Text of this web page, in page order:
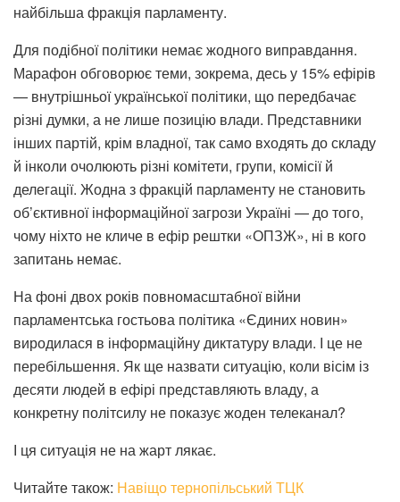
найбільша фракція парламенту.
Для подібної політики немає жодного виправдання.
Марафон обговорює теми, зокрема, десь у 15% ефірів
— внутрішньої української політики, що передбачає
різні думки, а не лише позицію влади. Представники
інших партій, крім владної, так само входять до складу
й інколи очолюють різні комітети, групи, комісії й
делегації. Жодна з фракцій парламенту не становить
об’єктивної інформаційної загрози Україні — до того,
чому ніхто не кличе в ефір рештки «ОПЗЖ», ні в кого
запитань немає.
На фоні двох років повномасштабної війни
парламентська гостьова політика «Єдиних новин»
виродилася в інформаційну диктатуру влади. І це не
перебільшення. Як ще назвати ситуацію, коли вісім із
десяти людей в ефірі представляють владу, а
конкретну політсилу не показує жоден телеканал?
І ця ситуація не на жарт лякає.
Читайте також: Навіщо тернопільський ТЦК